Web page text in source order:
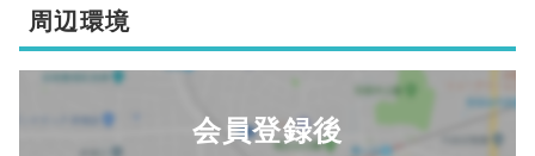
周辺環境
会員登録後